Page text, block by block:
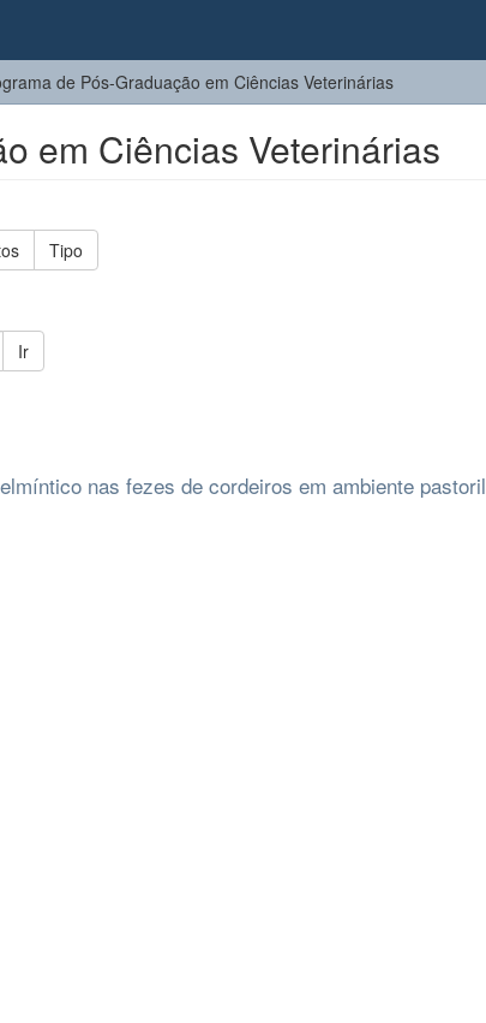
de Pós-Graduação em Ciências Veterinárias
em Ciências Veterinárias
Tipo
Ir
nas fezes de cordeiros em ambiente pastoril